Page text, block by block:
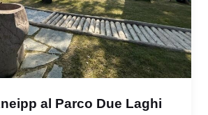
al Parco Due Laghi